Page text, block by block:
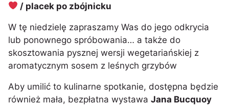
/ placek po zbójnicku
W tę niedzielę zapraszamy Was do jego odkrycia
lub ponownego spróbowania… a także do
skosztowania pysznej wersji wegetariańskiej z
aromatycznym sosem z leśnych grzybów
Aby umilić to kulinarne spotkanie, dostępna będzie
również mała, bezpłatna wystawa Jana Bucquoy